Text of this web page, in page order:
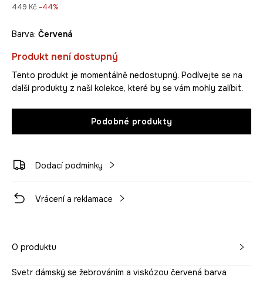
449 Kč -44%
Barva: červená
Produkt není dostupný
Tento produkt je momentálně nedostupný. Podívejte se na
další produkty z naší kolekce, které by se vám mohly zalíbit.
Podobné produkty
Dodací podmínky
Vrácení a reklamace
O produktu
Svetr dámský se žebrováním a viskózou červená barva